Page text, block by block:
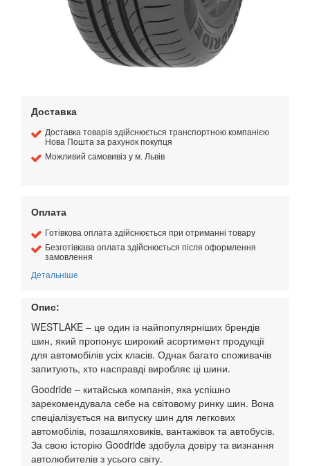
Доставка
Доставка товарів здійснюється транспортною компанією
Нова Пошта за рахунок покупця
Можливий самовивіз у м. Львів
Оплата
Готівкова оплата здійснюється при отриманні товару
Безготівкава оплата здійснюється після оформлення
замовлення
Детальніше
Опис:
WESTLAKE – це один із найпопулярніших брендів
шин, який пропонує широкий асортимент продукції
для автомобілів усіх класів. Однак багато споживачів
запитують, хто насправді виробляє ці шини.
Goodride – китайська компанія, яка успішно
зарекомендувала себе на світовому ринку шин. Вона
спеціалізується на випуску шин для легкових
автомобілів, позашляховиків, вантажівок та автобусів.
За свою історію Goodride здобула довіру та визнання
автолюбителів з усього світу.